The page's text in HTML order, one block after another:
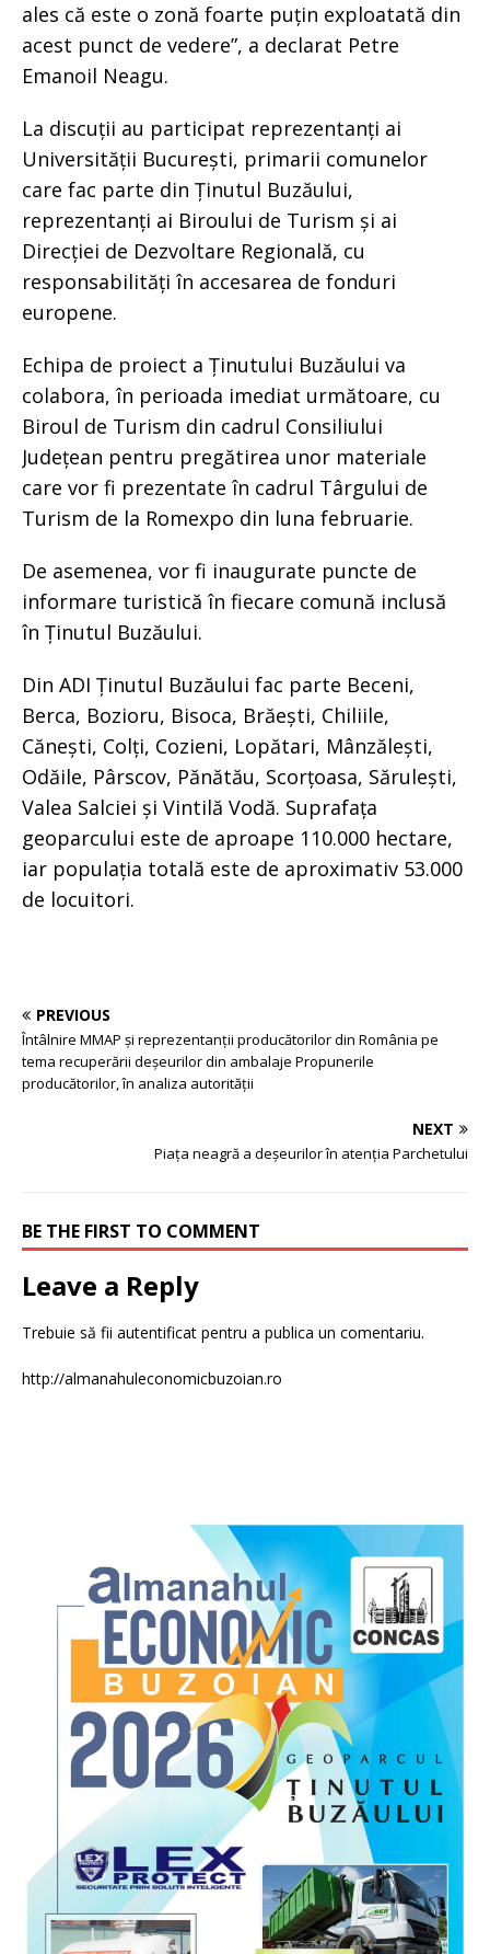
ales că este o zonă foarte puțin exploatată din
acest punct de vedere”, a declarat Petre
Emanoil Neagu.
La discuții au participat reprezentanți ai
Universității București, primarii comunelor
care fac parte din Ținutul Buzăului,
reprezentanți ai Biroului de Turism și ai
Direcției de Dezvoltare Regională, cu
responsabilități în accesarea de fonduri
europene.
Echipa de proiect a Ținutului Buzăului va
colabora, în perioada imediat următoare, cu
Biroul de Turism din cadrul Consiliului
Județean pentru pregătirea unor materiale
care vor fi prezentate în cadrul Târgului de
Turism de la Romexpo din luna februarie.
De asemenea, vor fi inaugurate puncte de
informare turistică în fiecare comună inclusă
în Ținutul Buzăului.
Din ADI Ținutul Buzăului fac parte Beceni,
Berca, Bozioru, Bisoca, Brăești, Chiliile,
Cănești, Colți, Cozieni, Lopătari, Mânzălești,
Odăile, Pârscov, Pănătău, Scorțoasa, Sărulești,
Valea Salciei și Vintilă Vodă. Suprafața
geoparcului este de aproape 110.000 hectare,
iar populația totală este de aproximativ 53.000
de locuitori.
PREVIOUS
Întâlnire MMAP și reprezentanții producătorilor din România pe
tema recuperării deșeurilor din ambalaje Propunerile
producătorilor, în analiza autorității
NEXT
Piața neagră a deșeurilor în atenția Parchetului
BE THE FIRST TO COMMENT
Leave a Reply
Trebuie să fii autentificat pentru a publica un comentariu.
http://almanahuleconomicbuzoian.ro